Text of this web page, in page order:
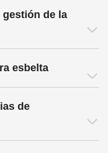
de la
esbelta
de